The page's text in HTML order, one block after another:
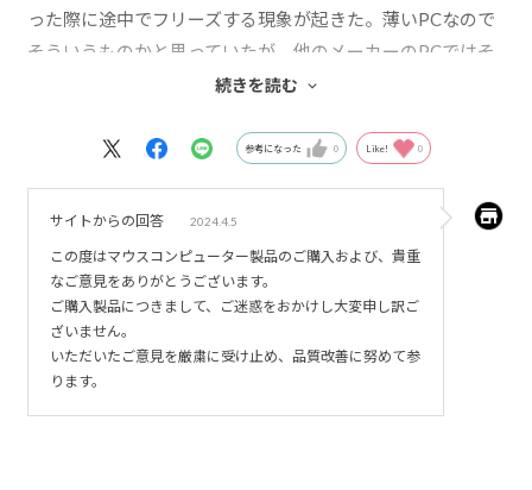
った際に途中でフリーズする現象が起きた。薄いPCなので
そういうものかと思っていたが、他のメーカーのPCではそ
ういった現象が起きなかったため、購入から2年経っていた
た。答えはそういった報告はないとのこと。2台の別の機種
のメーカーのPCは4台購入したが、流石に信用はなくなっ
問い合わせ後に他メーカーPCを購入したがその様な問題は
起きていない。
続きを読む
参考になった 0 Like! 0
サイトからの回答 2024.4.5
この度はマウスコンピューター製品のご購入および、貴重
なご意見をありがとうございます。
ご購入製品につきまして、ご迷惑をおかけし大変申し訳ご
ざいません。
いただいたご意見を厳粛に受け止め、品質改善に努めて参
ります。